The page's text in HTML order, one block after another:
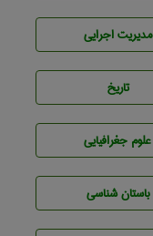
مديريت اجرايی
تاريخ
علوم جغرافيايی
باستان شناسی